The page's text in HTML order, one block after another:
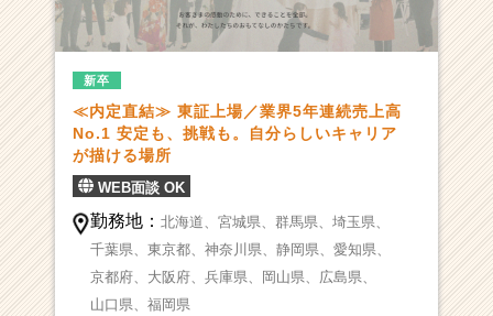
新卒
≪内定直結≫ 東証上場／業界5年連続売上高
No.1 安定も、挑戦も。自分らしいキャリア
が描ける場所
WEB面談 OK
勤務地： 北海道、 宮城県、 群馬県、 埼玉県、
千葉県、 東京都、 神奈川県、 静岡県、 愛知県、
京都府、 大阪府、 兵庫県、 岡山県、 広島県、
山口県、 福岡県